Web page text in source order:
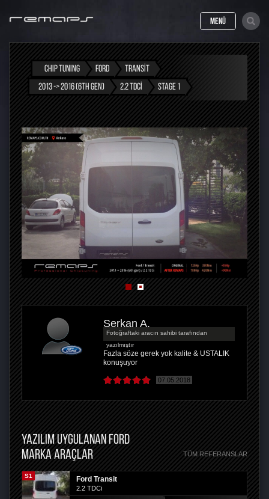
MENÜ
CHIP TUNING FORD
TRANSIT
2013 -> 2016 (6TH GEN)
2.2 TDCI STAGE 1
Serkan A.
Fotoğraftaki aracın sahibi tarafından
yazılmıştır
Fazla söze gerek yok kalite & USTALIK
konuşuyor
07.05.2018
YAZILIM UYGULANAN FORD
MARKA ARAÇLAR
TÜM REFERANSLAR
S1 Ford Transit
2.2 TDCi